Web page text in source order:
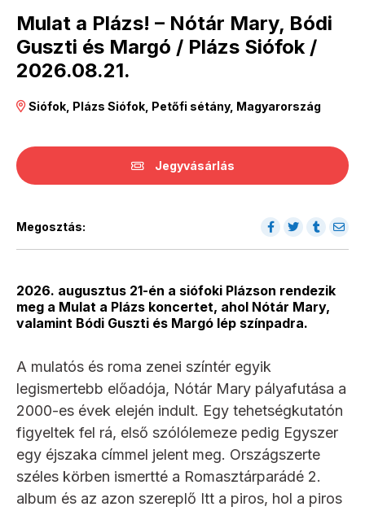
Mulat a Plázs! – Nótár Mary, Bódi
Guszti és Margó / Plázs Siófok /
2026.08.21.
Siófok, Plázs Siófok, Petőfi sétány, Magyarország
Jegyvásárlás
Megosztás:
2026. augusztus 21-én a siófoki Plázson rendezik
meg a Mulat a Plázs koncertet, ahol Nótár Mary,
valamint Bódi Guszti és Margó lép színpadra.
A mulatós és roma zenei színtér egyik
legismertebb előadója, Nótár Mary pályafutása a
2000-es évek elején indult. Egy tehetségkutatón
figyeltek fel rá, első szólólemeze pedig Egyszer
egy éjszaka címmel jelent meg. Országszerte
széles körben ismertté a Romasztárparádé 2.
album és az azon szereplő Itt a piros, hol a piros